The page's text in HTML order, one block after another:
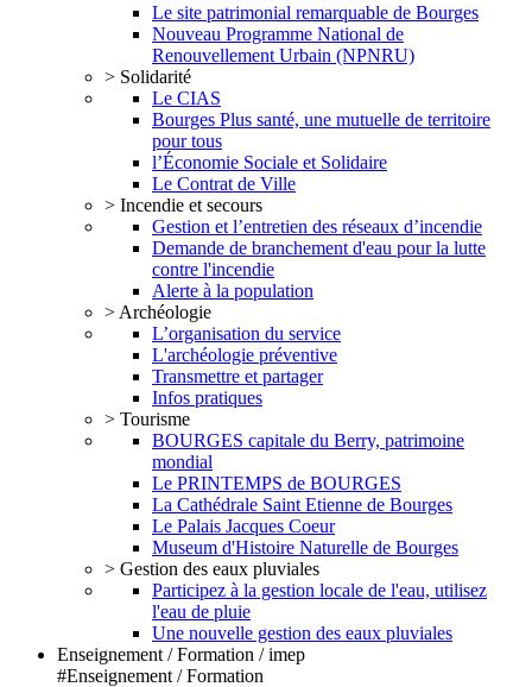
Le site patrimonial remarquable de Bourges
Nouveau Programme National de
Renouvellement Urbain (NPNRU)
> Solidarité
Le CIAS
Bourges Plus santé, une mutuelle de territoire
pour tous
l’Économie Sociale et Solidaire
Le Contrat de Ville
> Incendie et secours
Gestion et l’entretien des réseaux d’incendie
Demande de branchement d'eau pour la lutte
contre l'incendie
Alerte à la population
> Archéologie
L’organisation du service
L'archéologie préventive
Transmettre et partager
Infos pratiques
> Tourisme
BOURGES capitale du Berry, patrimoine
mondial
Le PRINTEMPS de BOURGES
La Cathédrale Saint Etienne de Bourges
Le Palais Jacques Coeur
Museum d'Histoire Naturelle de Bourges
> Gestion des eaux pluviales
Participez à la gestion locale de l'eau, utilisez
l'eau de pluie
Une nouvelle gestion des eaux pluviales
Enseignement / Formation / imep
#Enseignement / Formation